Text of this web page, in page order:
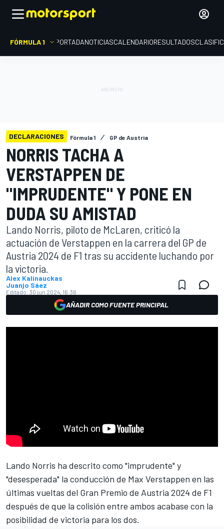
FÓRMULA 1 PORTADANOTICIASCALENDARIORESULTADOS
DECLARACIONES Fórmula 1 GP de Austria
NORRIS TACHA A
VERSTAPPEN DE
"IMPRUDENTE" Y PONE EN
DUDA SU AMISTAD
Lando Norris, piloto de McLaren, criticó la
actuación de Verstappen en la carrera del GP de
Austria 2024 de F1 tras su accidente luchando por
la victoria.
Alex Kalinauckas
Juanjo Sáez
Editado: 30 jun 2024, 16:36
AÑADIR COMO FUENTE PRINCIPAL
Lando Norris ha descrito como "imprudente" y
"desesperada" la conducción de Max Verstappen en las
últimas vueltas del Gran Premio de Austria 2024 de F1
después de que la colisión entre ambos acabase con la
posibilidad de victoria para los dos.